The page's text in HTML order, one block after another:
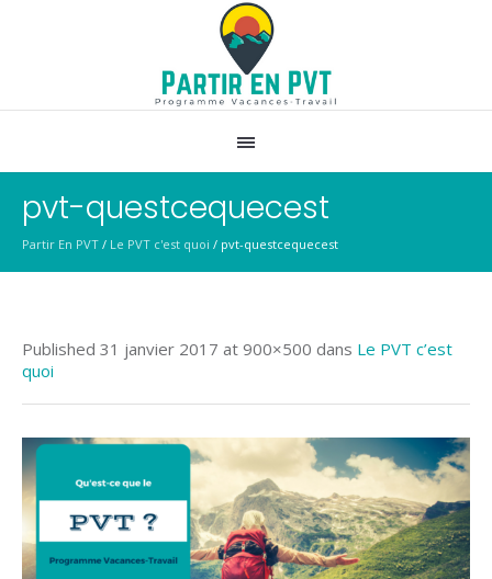
pvt-questcequecest
Partir En PVT / Le PVT c'est quoi / pvt-questcequecest
Published 31 janvier 2017 at 900×500 dans Le PVT c’est
quoi